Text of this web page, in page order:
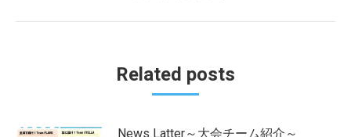
Related posts
News Latter～大会チーム紹介～